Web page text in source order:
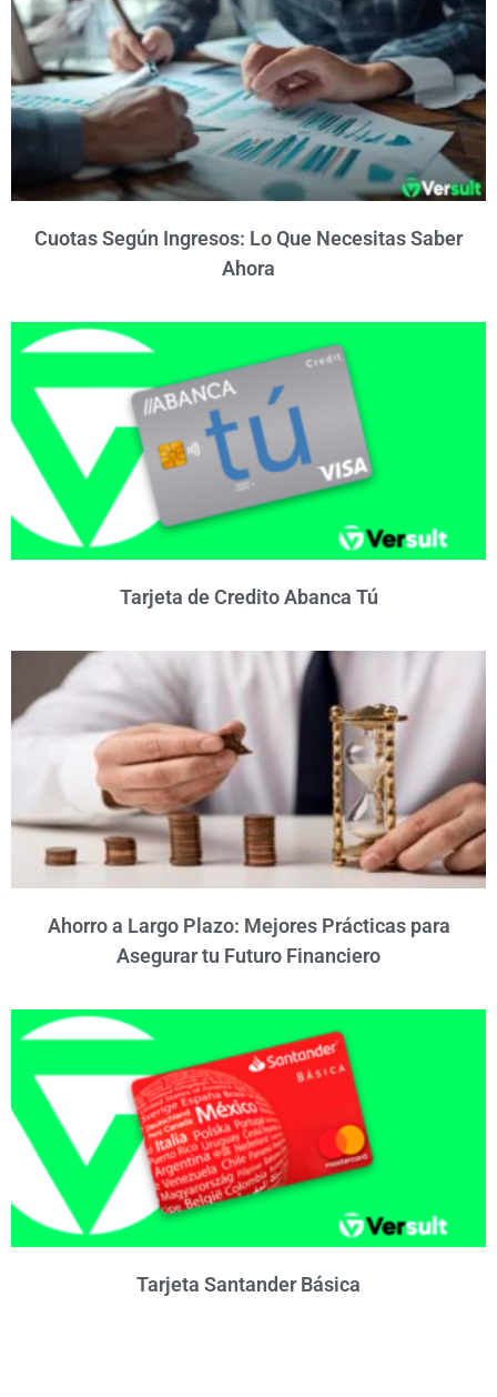
Cuotas Según Ingresos: Lo Que Necesitas Saber
Ahora
Tarjeta de Credito Abanca Tú
Ahorro a Largo Plazo: Mejores Prácticas para
Asegurar tu Futuro Financiero
Tarjeta Santander Básica